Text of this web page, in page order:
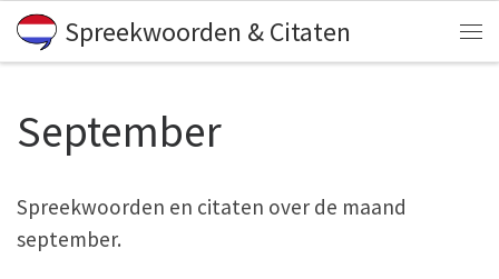
Skip to content
Spreekwoorden & Citaten
September
Spreekwoorden en citaten over de maand
september.